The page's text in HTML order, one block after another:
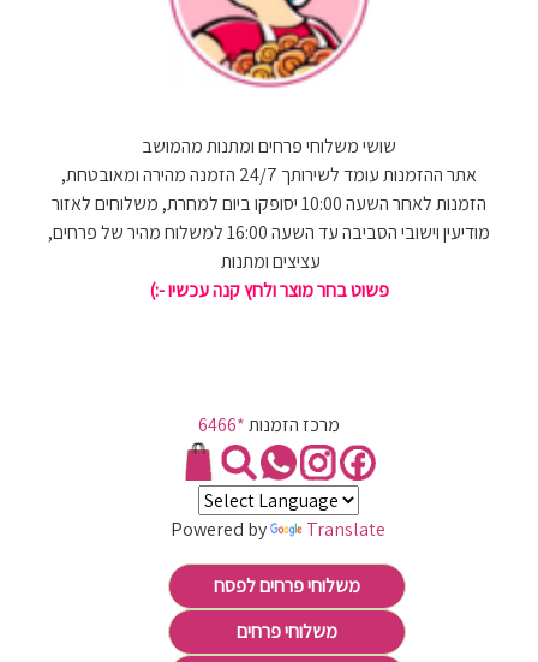
שושי משלוחי פרחים ומתנות מהמושב
אתר ההזמנות עומד לשירותך 24/7 הזמנה מהירה ומאובטחת,
הזמנות לאחר השעה 10:00 יסופקו ביום למחרת, משלוחים לאזור
מודיעין וישובי הסביבה עד השעה 16:00 למשלוח מהיר של פרחים,
עציצים ומתנות
פשוט בחר מוצר ולחץ קנה עכשיו -:)
מרכז הזמנות*6466
Powered by Translate
משלוחי פרחים לפסח
משלוחי פרחים